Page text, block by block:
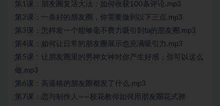
第1课：朋友圈复活大法：如何收获100条评论.mp3
第2课：一条好的朋友圈，你需要做到以下三点.mp3
第3课：怎样发一个能够毫不费力吸引到ta的朋友圈.mp3
第4课：如何让日常的朋友圈展示也充满吸引力.mp3
第5课：让朋友圈里的男神女神对你产生好感，你可以这么
做.mp3
第6课：高逼格的朋友圈都发了什么.mp3
第7课：恋与制作人——校花教你如何用朋友圈花式撩